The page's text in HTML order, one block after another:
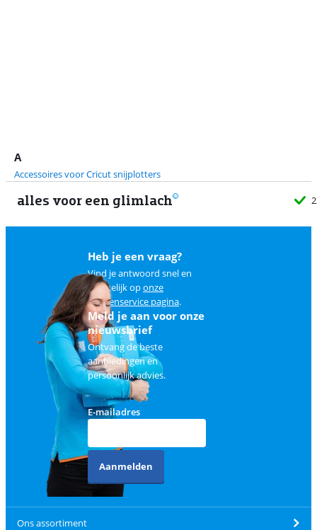
A
Accessoires voor Cricut snijplotters
alles voor een glimlach
Heb je een vraag?
Vind je antwoord snel en
makkelijk oponze
klantenservice pagina.
Meld je aan voor onze
nieuwsbrief
Ontvang de beste
aanbiedingen en
persoonlijk advies.
E-mailadres
Aanmelden
Ons assortiment